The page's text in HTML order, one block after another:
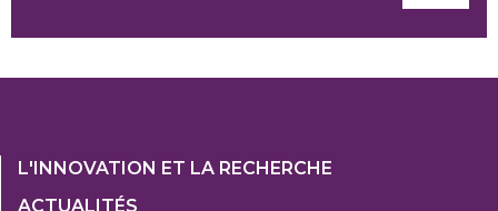
Footer
1
L'INNOVATION ET LA RECHERCHE
ACTUALITÉS